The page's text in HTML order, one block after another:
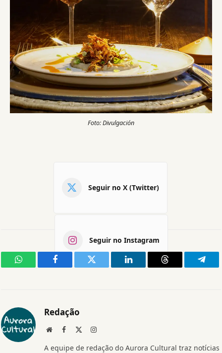
Foto: Divulgación
Seguir no X (Twitter)
Seguir no Instagram
WhatsAppFacebook Twitter LinkedIn Threads
Redação
WebsiteFacebook Instagram
A equipe de redação do Aurora Cultural traz notícias